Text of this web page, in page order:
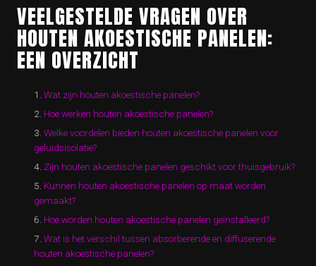
VEELGESTELDE VRAGEN OVER
HOUTEN AKOESTISCHE PANELEN:
EEN OVERZICHT
Wat zijn houten akoestische panelen?
Hoe werken houten akoestische panelen?
Welke voordelen bieden houten akoestische panelen voor
geluidsisolatie?
Zijn houten akoestische panelen geschikt voor thuisgebruik?
Kunnen houten akoestische panelen op maat worden
gemaakt?
Hoe worden houten akoestische panelen geïnstalleerd?
Wat is het verschil tussen absorberende en diffuserende
houten akoestische panelen?